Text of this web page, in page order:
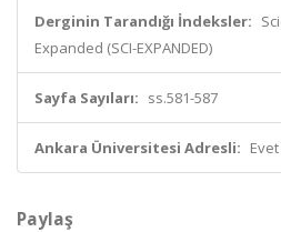
Derginin Tarandığı İndeksler:
Expanded (SCI-EXPANDED)
Sayfa Sayıları: ss.581-587
Ankara Üniversitesi Adresli: Evet
Paylaş